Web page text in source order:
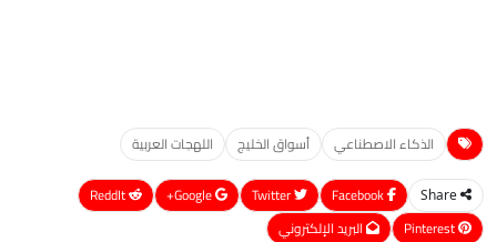
الذكاء الاصطناعي أسواق الخليج اللهجات العربية
Share
Google+
ReddIt
Pinterest
البريد الإلكتروني